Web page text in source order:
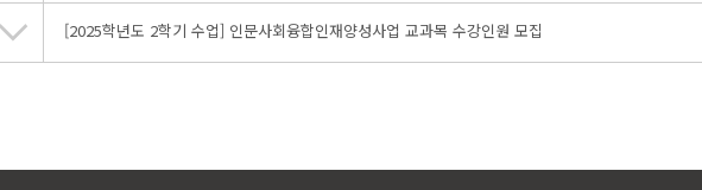
[2025학년도 2학기 수업] 인문사회융합인재양성사업 교과목 수강인원 모집